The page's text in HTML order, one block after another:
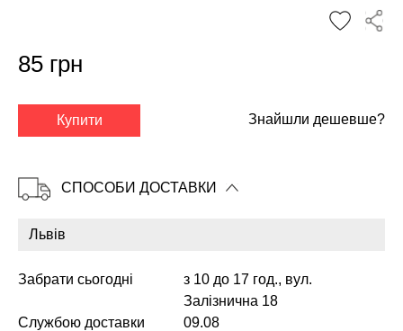
✕
85 грн
Купити Знайшли дешевше?
СПОСОБИ ДОСТАВКИ
Забрати сьогодні
з 10 до 17 год., вул.
Залізнична 18
Службою доставки
09.08